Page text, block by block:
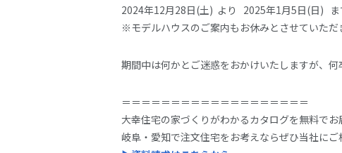
2024年12月28日(土) より 2025年1月5日(日) ま
※モデルハウスのご案内もお休みとさせていただ
期間中は何かとご迷惑をおかけいたしますが、何
＝＝＝＝＝＝＝＝＝＝＝＝＝＝＝＝＝＝＝
大幸住宅の家づくりがわかるカタログを無料でお
岐阜・愛知で注文住宅をお考えならぜひ当社にご